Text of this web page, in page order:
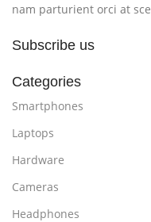
nam parturient orci at
Subscribe us
Categories
Smartphones
Laptops
Hardware
Cameras
Headphones